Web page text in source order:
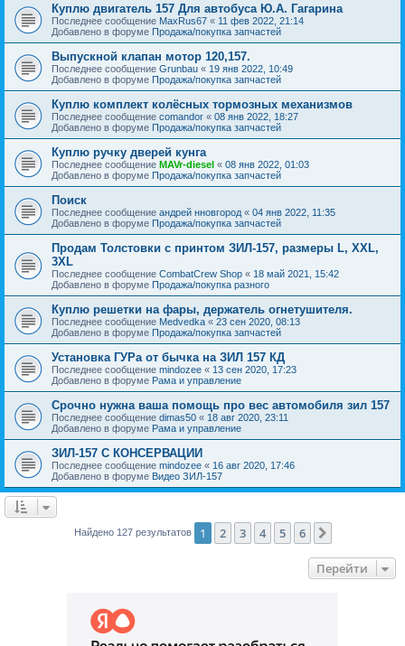
Куплю двигатель 157 Для автобуса Ю.А. Гагарина
Последнее сообщение MaxRus67 « 11 фев 2022, 21:14
Добавлено в форуме Продажа/покупка запчастей
Выпускной клапан мотор 120,157.
Последнее сообщение Grunbau « 19 янв 2022, 10:49
Добавлено в форуме Продажа/покупка запчастей
Куплю комплект колёсных тормозных механизмов
Последнее сообщение comandor « 08 янв 2022, 18:27
Добавлено в форуме Продажа/покупка запчастей
Куплю ручку дверей кунга
Последнее сообщение MAVr-diesel « 08 янв 2022, 01:03
Добавлено в форуме Продажа/покупка запчастей
Поиск
Последнее сообщение андрей нновгород « 04 янв 2022, 11:35
Добавлено в форуме Продажа/покупка запчастей
Продам Толстовки с принтом ЗИЛ-157, размеры L, XXL,
3XL
Последнее сообщение CombatCrew Shop « 18 май 2021, 15:42
Добавлено в форуме Продажа/покупка разного
Куплю решетки на фары, держатель огнетушителя.
Последнее сообщение Medvedka « 23 сен 2020, 08:13
Добавлено в форуме Продажа/покупка запчастей
Установка ГУРа от бычка на ЗИЛ 157 КД
Последнее сообщение mindozee « 13 сен 2020, 17:23
Добавлено в форуме Рама и управление
Срочно нужна ваша помощь про вес автомобиля зил 157
Последнее сообщение dimas50 « 18 авг 2020, 23:11
Добавлено в форуме Рама и управление
ЗИЛ-157 С КОНСЕРВАЦИИ
Последнее сообщение mindozee « 16 авг 2020, 17:46
Добавлено в форуме Видео ЗИЛ-157
Найдено 127 результатов 1 2 3 4 5 6
Перейти